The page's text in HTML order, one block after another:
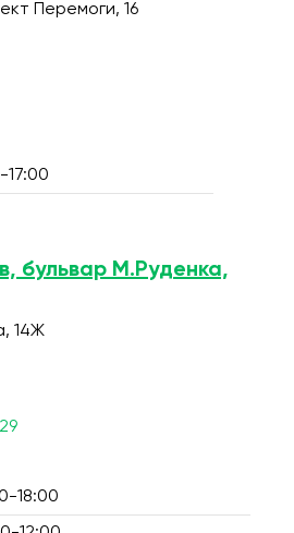
Перемоги, 16
17:00
бульвар М.Руденка,
14Ж
18:00